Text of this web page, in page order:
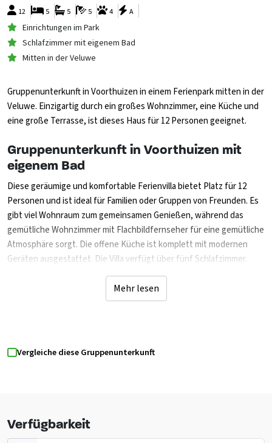
12 4
5
5 A
5
Einrichtungen im Park
Schlafzimmer mit eigenem Bad
Mitten in der Veluwe
Gruppenunterkunft in Voorthuizen in einem Ferienpark mitten in der
Veluwe. Einzigartig durch ein großes Wohnzimmer, eine Küche und
eine große Terrasse, ist dieses Haus für 12 Personen geeignet.
Gruppenunterkunft in Voorthuizen mit
eigenem Bad
Diese geräumige und komfortable Ferienvilla bietet Platz für 12
Personen und ist ideal für Familien oder Gruppen von Freunden. Es
gibt viel Wohnraum zum gemeinsamen Genießen, während das
gemütliche Wohnzimmer mit Flachbildfernseher für eine gemütliche
Atmosphäre sorgt. Die offene Küche ist komplett mit modernen
Geräten ausgestattet. Die Villa verfügt über fünf Schlafzimmer.
Darüber hinaus gibt es fünf Badezimmer mit ebenerdiger Dusche
und WC sowie ein zusätzliches separates WC. Draußen bietet die
großzügige Terrasse mit Terrassenmöbeln einen schönen Ort zum
ausgestattet. Der Park verfügt über ein Hallen- und ein Freibad. Auf
dem zentralen Platz befindet sich ein Spray Park. Dieser
Entdecken Sie die natürliche Umgebung
Mehr lesen
Vergleiche diese Gruppenunterkunft
Verfügbarkeit